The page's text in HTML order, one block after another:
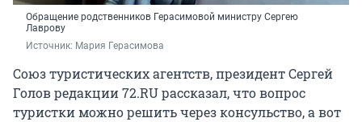
Обращение родственников Герасимовой министру Сергею
Лаврову
Источник: Мария Герасимова
Союз туристических агентств, президент Сергей
Голов редакции 72.RU рассказал, что вопрос
туристки можно решить через консульство, а вот